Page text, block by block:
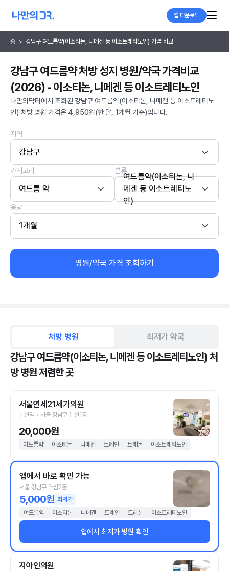
앱 다운로드
홈 > 강남구 여드름약(이소티논, 니메겐 등 이소트레티노인) 가격 비교
강남구 여드름약 처방 성지 병원/약국 가격비교
(2026) - 이소티논, 니메겐 등 이소트레티노인
나만의닥터에서 조회된 강남구 여드름약(이소티논, 니메겐 등 이소트레티노
인) 처방 병원 가격은 4,950원(한 달, 1개월 기준)입니다.
지역
강남구
카테고리
여드름 약
분류
여드름약(이소티논, 니
메겐 등 이소트레티노
인)
용량
1개월
병원/약국 가격 조회하기
처방 병원 최저가 약국
강남구 여드름약(이소티논, 니메겐 등 이소트레티노인) 처
방 병원 저렴한 곳
서울연세21세기의원
논현역 • 서울 강남구 논현1동
20,000원
여드름약 이소티논 니메겐 트레인 트레논 이소트레티노인
앱에서 바로 확인 가능
서울 강남구 역삼2동
5,000원 최저가
여드름약
이소티논 니메겐 트레인 트레논 이소트레티노인
앱에서 최저가 병원 확인
지아인의원